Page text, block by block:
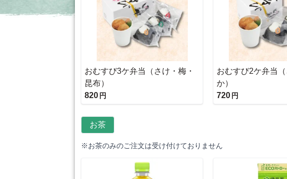
おむすび3ケ弁当（さけ・梅・
昆布）
820 円
おむすび2ケ弁当
か）
720 円
お茶
※お茶のみのご注文は受け付けておりません